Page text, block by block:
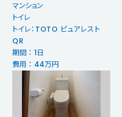
マンション
トイレ
トイレ：TOTO ピュアレスト
QR
期間 ： 1日
費用 ： 44万円